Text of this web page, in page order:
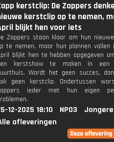
kerstclip: De Zappers
kerstclip op te nemen,
blijkt hen voor iets
Zappers staan klaar om hun
te nemen, maar hun plannen vallen
blijkt hen te hebben opgegeven
kerstshow te maken in een
Wordt het geen succes,
geen kerstclip. Ondertussen
ieder met hun eigen
12-2025 18:10 NPO3
afleveringen